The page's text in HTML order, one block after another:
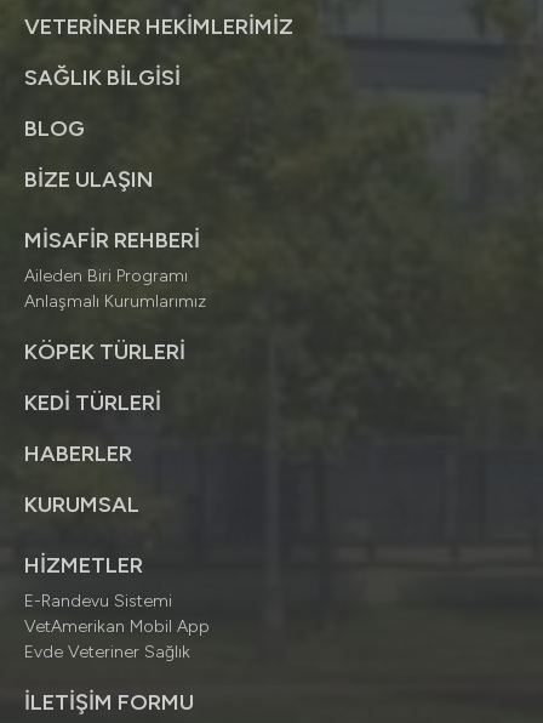
VETERİNER HEKİMLERİMİZ
SAĞLIK BİLGİSİ
BLOG
BİZE ULAŞIN
MİSAFİR REHBERİ
Aileden Biri Programı
Anlaşmalı Kurumlarımız
KÖPEK TÜRLERİ
KEDİ TÜRLERİ
HABERLER
KURUMSAL
HİZMETLER
E-Randevu Sistemi
VetAmerikan Mobil App
Evde Veteriner Sağlık
İLETİŞİM FORMU